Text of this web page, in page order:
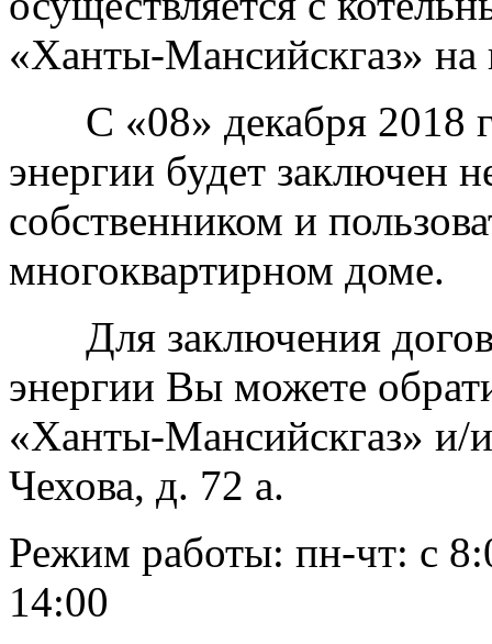
«Ханты-Мансийскгаз» на
С «08» декабря 2018
энергии будет заключен
собственником и
многоквартирном доме.
Для заключения
энергии Вы можете
«Ханты-Мансийскгаз»
Чехова, д. 72 а.
Режим работы: пн-чт: с
14:00